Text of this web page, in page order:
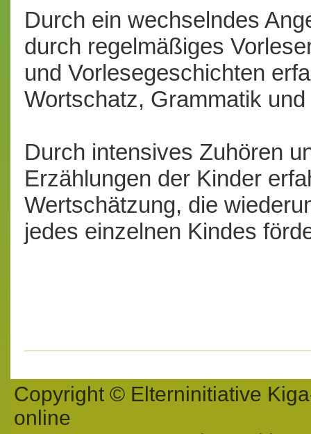
Durch ein wechselndes
durch regelmäßiges
und Vorlesegeschichten
Wortschatz, Grammatik
Durch intensives Zuhören
Erzählungen der Kinder
Wertschätzung, die
jedes einzelnen Kindes
Copyright © Elterninitiative
online